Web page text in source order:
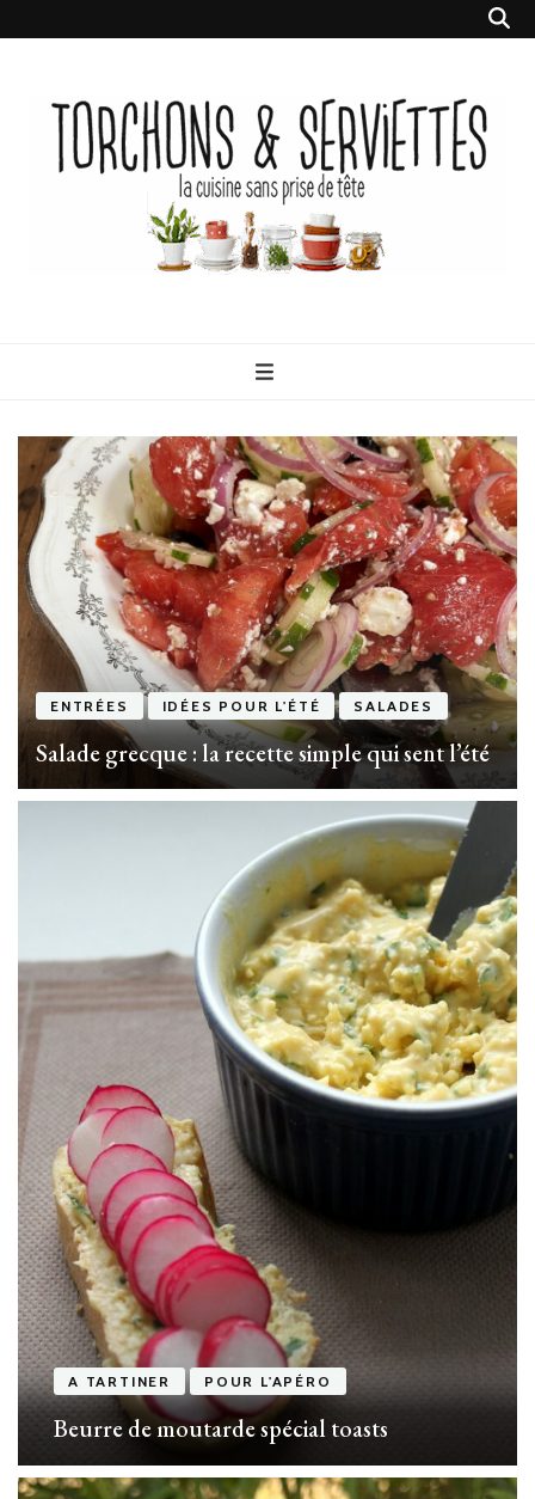
Serviettes
ENTRÉES IDÉES POUR L'ÉTÉ SALADES
Salade grecque : la recette simple qui sent l’été
A TARTINER POUR L'APÉRO
Beurre de moutarde spécial toasts